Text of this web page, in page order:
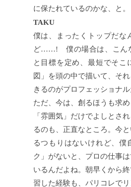
に保たれているのかな、と。
TAKU
僕は、まったくトップだな
ど……! 僕の場合は、こん
と目標を定め、最短でそこ
図」を頭の中で描いて、そ
きるのがプロフェッショナル
ただ、今は、創るほうも求
「雰囲気」だけでよしとさ
るのも、正直なところ。今
るつもりはないけれど、僕
ク」がないと、プロの仕事
いるんだよね。朝早くから
習した経験も、パリコレで